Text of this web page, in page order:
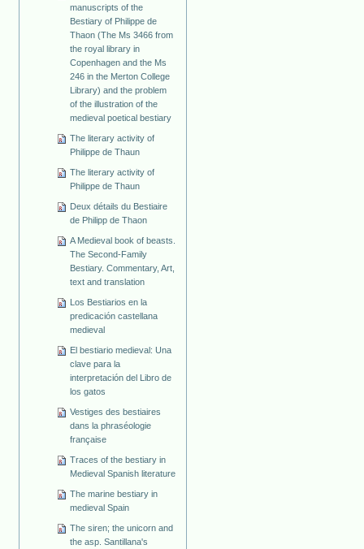
manuscripts of the
Bestiary of Philippe de
Thaon (The Ms 3466 from
the royal library in
Copenhagen and the Ms
246 in the Merton College
Library) and the problem
of the illustration of the
medieval poetical bestiary
The literary activity of
Philippe de Thaun
The literary activity of
Philippe de Thaun
Deux détails du Bestiaire
de Philipp de Thaon
A Medieval book of beasts.
The Second-Family
Bestiary. Commentary, Art,
text and translation
Los Bestiarios en la
predicación castellana
medieval
El bestiario medieval: Una
clave para la
interpretación del Libro de
los gatos
Vestiges des bestiaires
dans la phraséologie
française
Traces of the bestiary in
Medieval Spanish literature
The marine bestiary in
medieval Spain
The siren; the unicorn and
the asp. Santillana's